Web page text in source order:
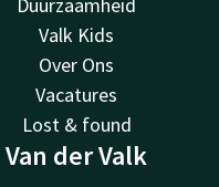
Duurzaamheid
Valk Kids
Over Ons
Vacatures
Lost & found
Van der Valk